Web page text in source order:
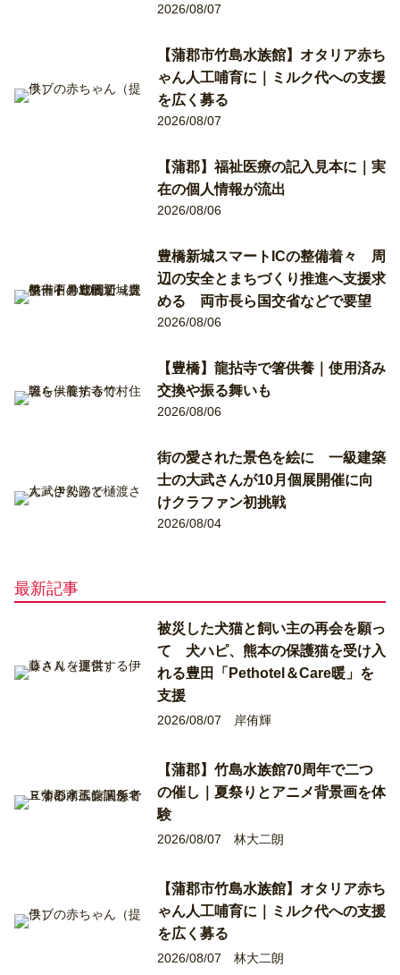
2026/08/07
【蒲郡市竹島水族館】オタリア赤ち
ゃん人工哺育に｜ミルク代への支援
を広く募る
2026/08/07
【蒲郡】福祉医療の記入見本に｜実
在の個人情報が流出
2026/08/06
豊橋新城スマートICの整備着々 周
辺の安全とまちづくり推進へ支援求
める 両市長ら国交省などで要望
2026/08/06
【豊橋】龍拈寺で箸供養｜使用済み
交換や振る舞いも
2026/08/06
街の愛された景色を絵に 一級建築
士の大武さんが10月個展開催に向
けクラファン初挑戦
2026/08/04
最新記事
被災した犬猫と飼い主の再会を願っ
て 犬ハピ、熊本の保護猫を受け入
れる豊田「Pethotel＆Care暖」を
支援
2026/08/07 岸侑輝
【蒲郡】竹島水族館70周年で二つ
の催し｜夏祭りとアニメ背景画を体
験
2026/08/07 林大二朗
【蒲郡市竹島水族館】オタリア赤ち
ゃん人工哺育に｜ミルク代への支援
を広く募る
2026/08/07 林大二朗